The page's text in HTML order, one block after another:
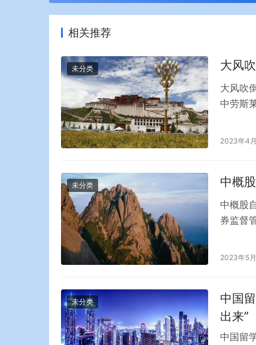
相关推荐
未分类 大风
大风吹
中劳斯
注。
2023年4
未分类 中概
中概股
券监督
对此
2023年5
未分类
中国
出来”
中国留